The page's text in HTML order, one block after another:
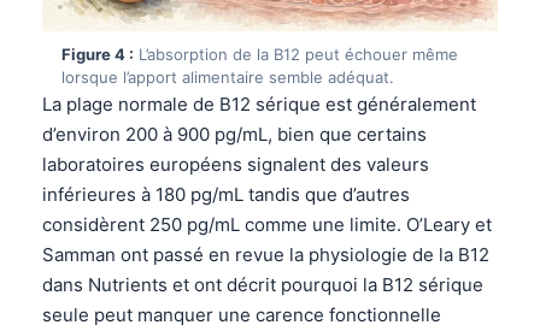
Figure 4 : L’absorption de la B12 peut échouer même
lorsque l’apport alimentaire semble adéquat.
La plage normale de B12 sérique est généralement
d’environ 200 à 900 pg/mL, bien que certains
laboratoires européens signalent des valeurs
inférieures à 180 pg/mL tandis que d’autres
considèrent 250 pg/mL comme une limite. O’Leary et
Samman ont passé en revue la physiologie de la B12
dans Nutrients et ont décrit pourquoi la B12 sérique
seule peut manquer une carence fonctionnelle